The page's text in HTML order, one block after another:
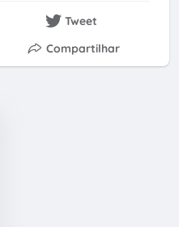
Tweet
Compartilhar